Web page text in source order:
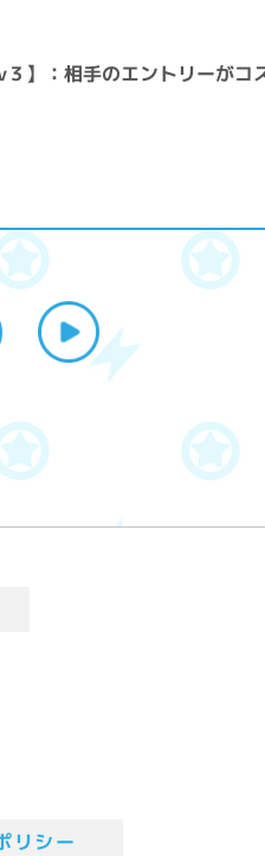
】：相手のエントリーがコ
リシー